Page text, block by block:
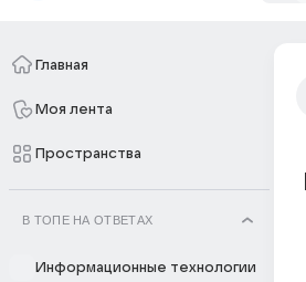
Главная
Моя лента
Пространства
В ТОПЕ НА ОТВЕТАХ
Информационные технологии